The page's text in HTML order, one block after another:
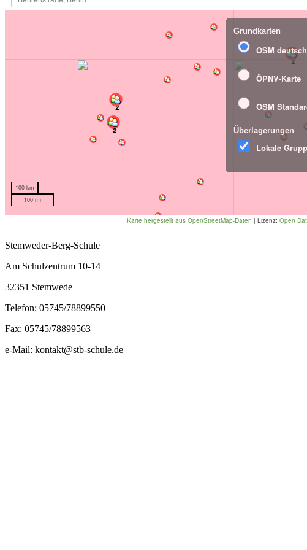
Stemweder-Berg-Schule
Am Schulzentrum 10-14
32351 Stemwede
Telefon: 05745/78899550
Fax: 05745/78899563
e-Mail: kontakt@stb-schule.de